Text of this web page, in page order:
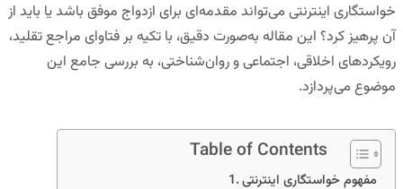
خواستگاری اینترنتی می‌تواند مقدمه‌ای برای ازدواج موفق باشد یا باید از
آن پرهیز کرد؟ این مقاله به‌صورت دقیق، با تکیه بر فتاوای مراجع تقلید،
رویکردهای اخلاقی، اجتماعی و روان‌شناختی، به بررسی جامع این
موضوع می‌پردازد.
Table of Contents
مفهوم خواستگاری اینترنتی